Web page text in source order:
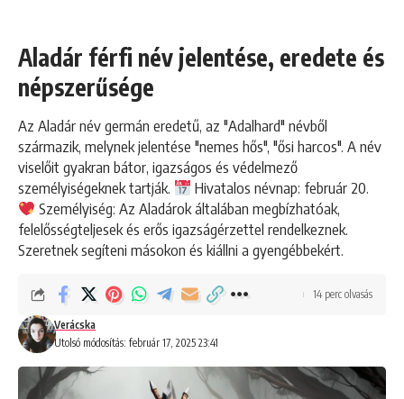
Aladár férfi név jelentése, eredete és
népszerűsége
Az Aladár név germán eredetű, az "Adalhard" névből
származik, melynek jelentése "nemes hős", "ősi harcos". A név
viselőit gyakran bátor, igazságos és védelmező
személyiségeknek tartják.
Hivatalos névnap: február 20.
Személyiség: Az Aladárok általában megbízhatóak,
felelősségteljesek és erős igazságérzettel rendelkeznek.
Szeretnek segíteni másokon és kiállni a gyengébbekért.
Utolsó módosítás: február 17, 2025 23:41
Verácska
14 perc olvasás